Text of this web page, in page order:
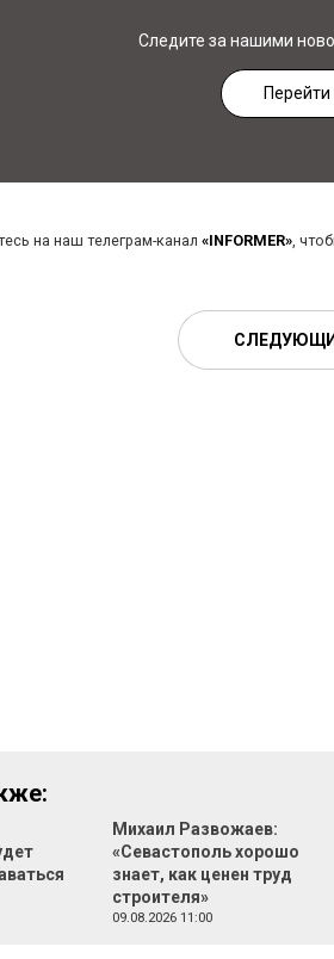
Следите за нашими
на наш телеграм-канал «INFORMER»,
Михаил Развожаев:
«Севастополь хорошо
знает, как ценен труд
строителя»
09.08.2026 11:00